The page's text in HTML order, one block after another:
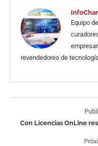
Equipo
revendedores de
Con Licencias OnLine